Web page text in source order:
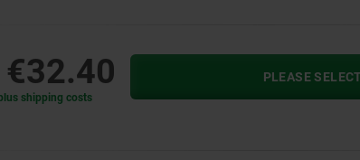
€32.40
shipping costs
PLEASE